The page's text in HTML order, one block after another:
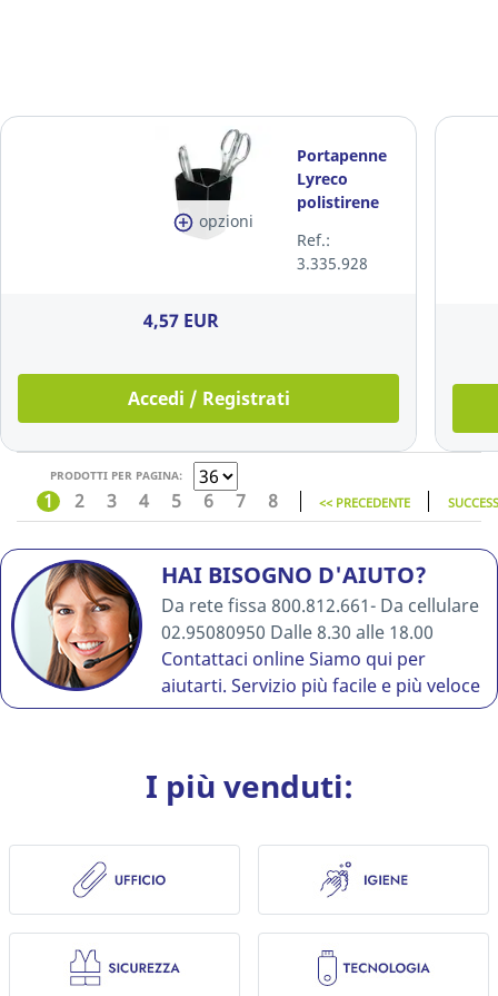
opzioni
Portapenne
Lyreco
polistirene
Ref.:
3.335.928
4,57 EUR
Accedi / Registrati
PRODOTTI PER PAGINA:
1 2 3 4 5 6 7 8 << PRECEDENTE
HAI BISOGNO D'AIUTO?
Da rete fissa 800.812.661- Da cellulare
02.95080950 Dalle 8.30 alle 18.00
Contattaci onlineSiamo qui per
aiutarti. Servizio più facile e più veloce
I più venduti: